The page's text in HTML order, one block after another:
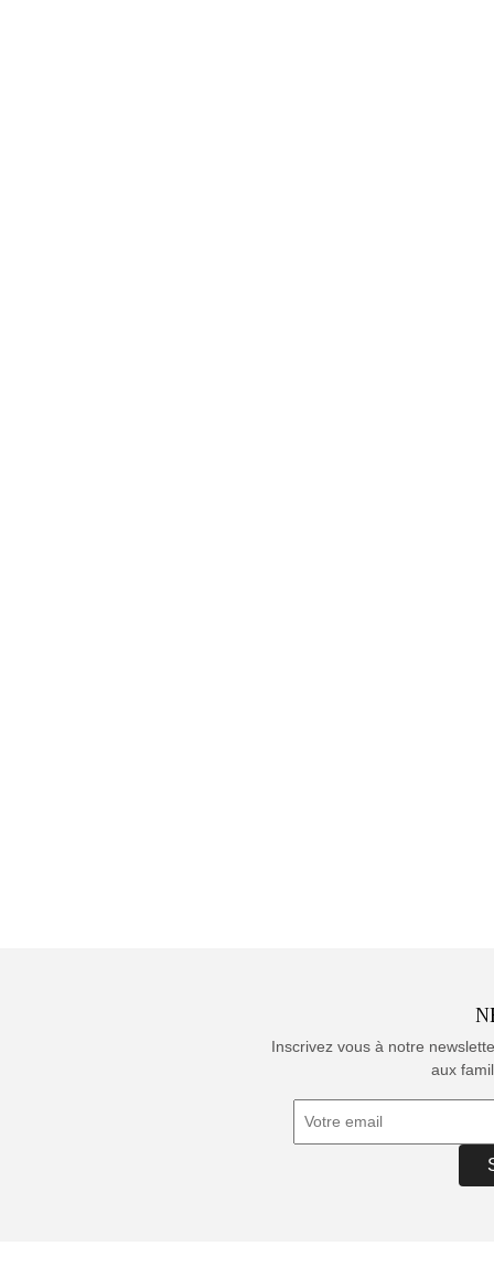
Inscrivez vous à notre
aux